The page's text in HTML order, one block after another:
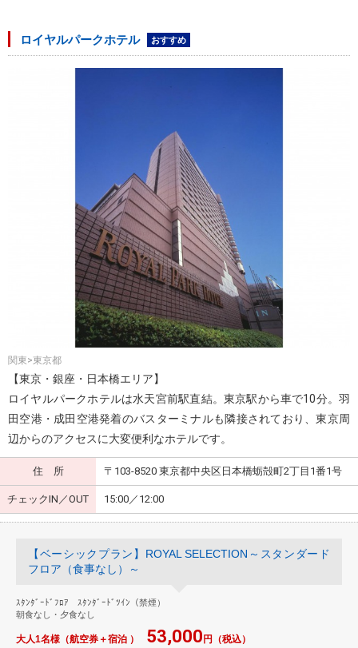
ロイヤルパークホテル おすすめ
関東>東京都
【東京・銀座・日本橋エリア】
ロイヤルパークホテルは水天宮前駅直結。東京駅から車で10分。羽
田空港・成田空港発着のバスターミナルも隣接されており、東京周
辺からのアクセスに大変便利なホテルです。
住 所 〒103-8520 東京都中央区日本橋蛎殻町2丁目1番1号
チェックIN／OUT 15:00／12:00
【ベーシックプラン】ROYAL SELECTION～スタンダード
フロア（食事なし）～
ｽﾀﾝﾀﾞｰﾄﾞﾌﾛｱ ｽﾀﾝﾀﾞｰﾄﾞﾂｲﾝ（禁煙）
朝食なし・夕食なし
大人1名様（航空券＋宿泊 ） 53,000円（税込）